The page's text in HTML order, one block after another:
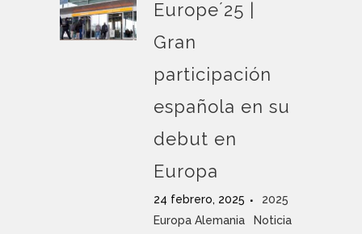
Europe´25 |
Gran
participación
española en su
debut en
Europa
24 febrero, 2025
2025
Europa Alemania
Noticia